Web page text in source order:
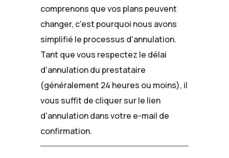
comprenons que vos plans peuvent
changer, c'est pourquoi nous avons
simplifié le processus d'annulation.
Tant que vous respectez le délai
d'annulation du prestataire
(généralement 24 heures ou moins), il
vous suffit de cliquer sur le lien
d'annulation dans votre e-mail de
confirmation.